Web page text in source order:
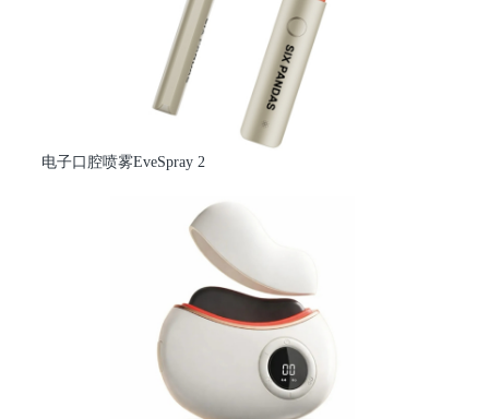
电子口腔喷雾EveSpray 2